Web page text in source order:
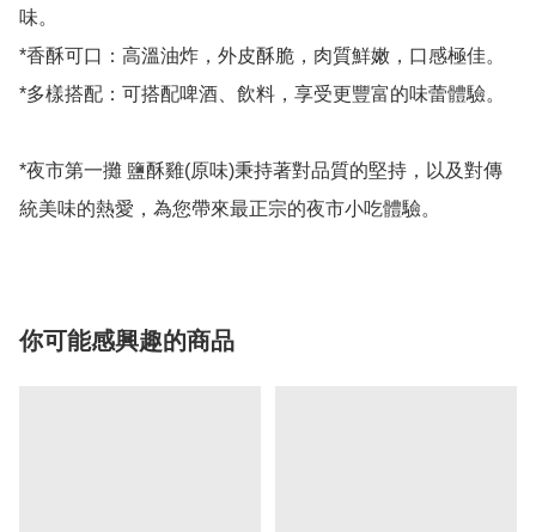
味。
*香酥可口：高溫油炸，外皮酥脆，肉質鮮嫩，口感極佳。
*多樣搭配：可搭配啤酒、飲料，享受更豐富的味蕾體驗。
*夜市第一攤 鹽酥雞(原味)秉持著對品質的堅持，以及對傳
你可能感興趣的商品